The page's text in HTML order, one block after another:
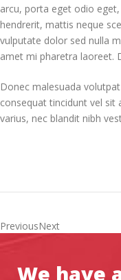
arcu, porta eget odio
hendrerit, mattis neque
vulputate dolor sed nulla
amet mi pharetra laoreet.
Donec malesuada
consequat tincidunt vel sit
varius, nec blandit nibh
PreviousNext
We have